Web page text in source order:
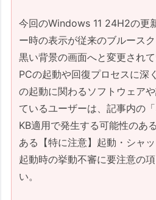
2.1. Windows 11
2025-07
Preview for
Version
Systems
リリース
バージ
今回のWindows 11 24H2の更
ー時の表示が従来のブルース
黒い背景の画面へと変更され
PCの起動や回復プロセスに深
の起動に関わるソフトウェア
ているユーザーは、記事内の
KB適用で発生する可能性のあ
ある【特に注意】起動・シャ
起動時の挙動不審に要注意の
い。